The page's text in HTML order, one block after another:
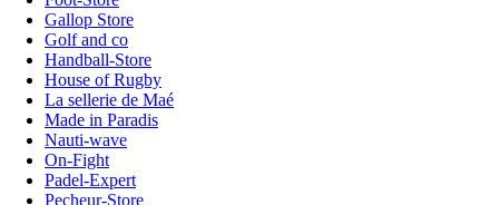
Gallop Store
Golf and co
Handball-Store
House of Rugby
La sellerie de Maé
Made in Paradis
Nauti-wave
On-Fight
Padel-Expert
Pecheur-Store